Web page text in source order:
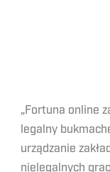
„Fortuna online
legalny
urządzanie
nielegalnych